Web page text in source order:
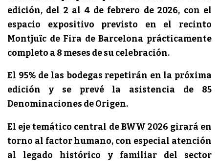
edición, del 2 al 4 de febrero de 2026, con el
espacio expositivo previsto en el recinto
Montjuïc de Fira de Barcelona prácticamente
completo a 8 meses de su celebración.
El 95% de las bodegas repetirán en la próxima
edición y se prevé la asistencia de 85
Denominaciones de Origen.
El eje temático central de BWW 2026 girará en
torno al factor humano, con especial atención
al legado histórico y familiar del sector